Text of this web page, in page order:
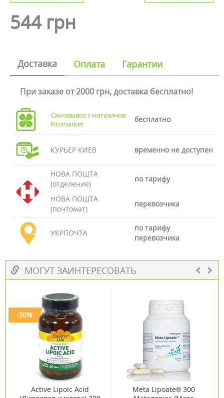
544 грн
Доставка Оплата Гарантии
При заказе от 2000 грн, доставка бесплатно!
Самовывоз с магазинов
Fitomarket
бесплатно
КУРЬЕР КИЕВ временно не доступен
НОВА ПОШТА
(отделение)
по тарифу
НОВА ПОШТА
(почтомат)
перевозчика
УКРПОЧТА
по тарифу
перевозчика
МОГУТ ЗАИНТЕРЕСОВАТЬ
-30%
Active Lipoic Acid
Meta Lipoate® 300